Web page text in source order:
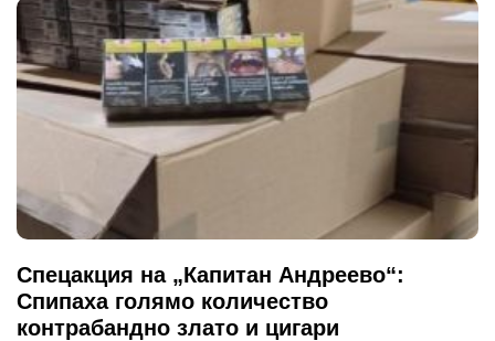
Спецакция на „Капитан Андреево“:
Спипаха голямо количество
контрабандно злато и цигари